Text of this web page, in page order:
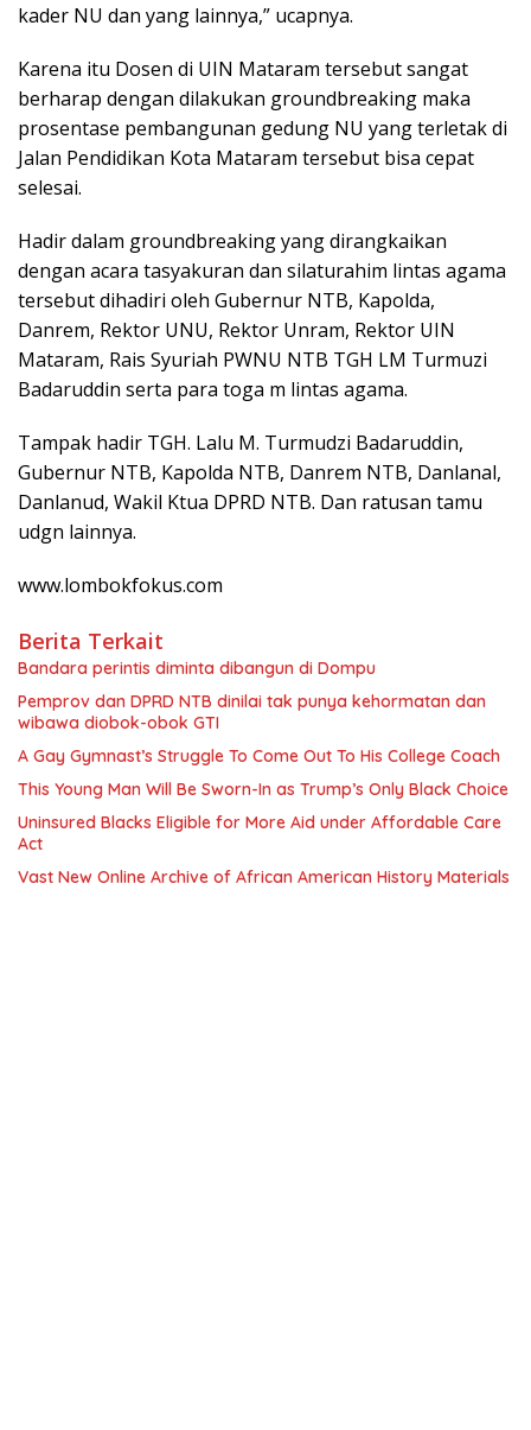
kader NU dan yang lainnya,” ucapnya.
Karena itu Dosen di UIN Mataram tersebut sangat
berharap dengan dilakukan groundbreaking maka
prosentase pembangunan gedung NU yang terletak di
Jalan Pendidikan Kota Mataram tersebut bisa cepat
selesai.
Hadir dalam groundbreaking yang dirangkaikan
dengan acara tasyakuran dan silaturahim lintas agama
tersebut dihadiri oleh Gubernur NTB, Kapolda,
Danrem, Rektor UNU, Rektor Unram, Rektor UIN
Mataram, Rais Syuriah PWNU NTB TGH LM Turmuzi
Badaruddin serta para toga m lintas agama.
Tampak hadir TGH. Lalu M. Turmudzi Badaruddin,
Gubernur NTB, Kapolda NTB, Danrem NTB, Danlanal,
Danlanud, Wakil Ktua DPRD NTB. Dan ratusan tamu
udgn lainnya.
www.lombokfokus.com
Berita Terkait
Bandara perintis diminta dibangun di Dompu
Pemprov dan DPRD NTB dinilai tak punya kehormatan dan
wibawa diobok-obok GTI
A Gay Gymnast’s Struggle To Come Out To His College Coach
This Young Man Will Be Sworn-In as Trump’s Only Black Choice
Uninsured Blacks Eligible for More Aid under Affordable Care
Act
Vast New Online Archive of African American History Materials